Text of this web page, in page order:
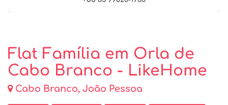
Flat Família em Orla de
Cabo Branco - LikeHome
Cabo Branco, João Pessoa